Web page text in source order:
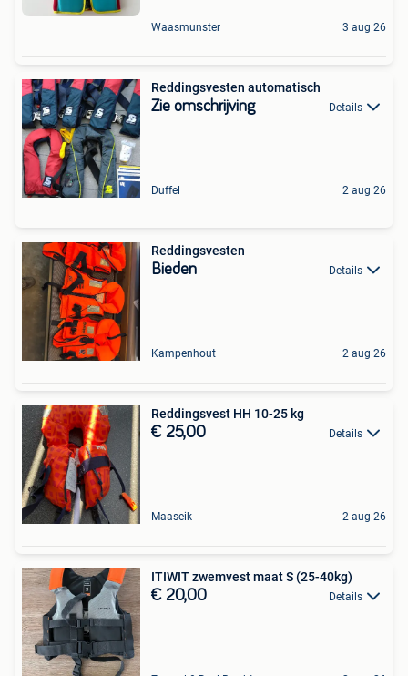
Waasmunster 3 aug 26
Reddingsvesten automatisch
Zie omschrijving Details
Duffel 2 aug 26
Reddingsvesten
Bieden Details
Kampenhout 2 aug 26
Reddingsvest HH 10-25 kg
€ 25,00 Details
Maaseik 2 aug 26
ITIWIT zwemvest maat S (25-40kg)
€ 20,00 Details